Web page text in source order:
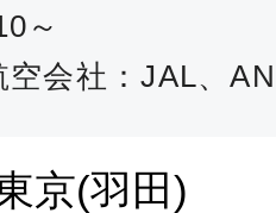
～
会社：JAL、